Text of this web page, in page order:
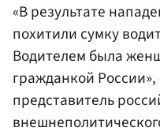
«В результате
похитили сумку
Водителем была
гражданкой
представитель